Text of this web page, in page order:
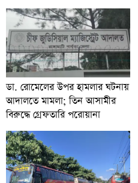
ডা. রোমেলের উপর হামলার ঘটনায়
আদালতে মামলা; তিন আসামীর
বিরুদ্ধে গ্রেফতারি পরোয়ানা